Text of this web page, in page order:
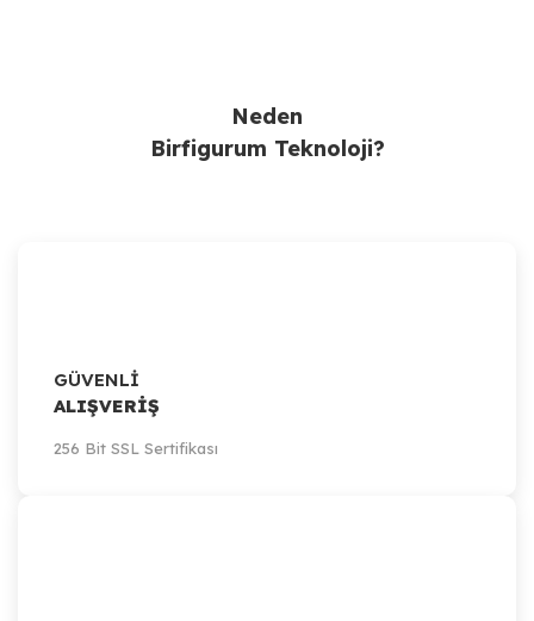
Neden
Birfigurum Teknoloji?
GÜVENLİ
ALIŞVERİŞ
256 Bit SSL Sertifikası